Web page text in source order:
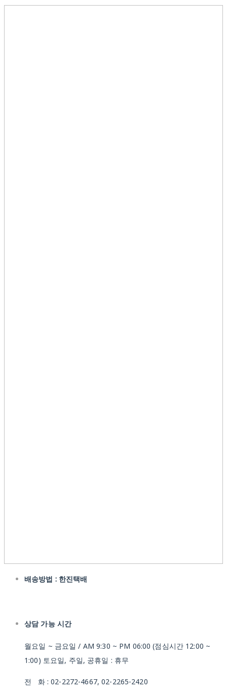
배송방법 : 한진택배
상담 가능 시간
월요일 ~ 금요일 / AM 9:30 ~ PM 06:00 (점심시간 12:00 ~
1:00) 토요일, 주일, 공휴일 : 휴무
전 화 : 02-2272-4667, 02-2265-2420